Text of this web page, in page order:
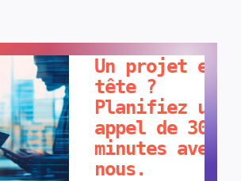
Un projet en
tête ?
Planifiez un
appel de 30
minutes avec
nous.